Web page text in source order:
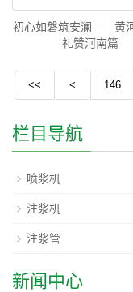
初心如磐筑安澜——黄
礼赞河南篇
<< < 146
栏目导航
喷浆机
注浆机
注浆管
新闻中心